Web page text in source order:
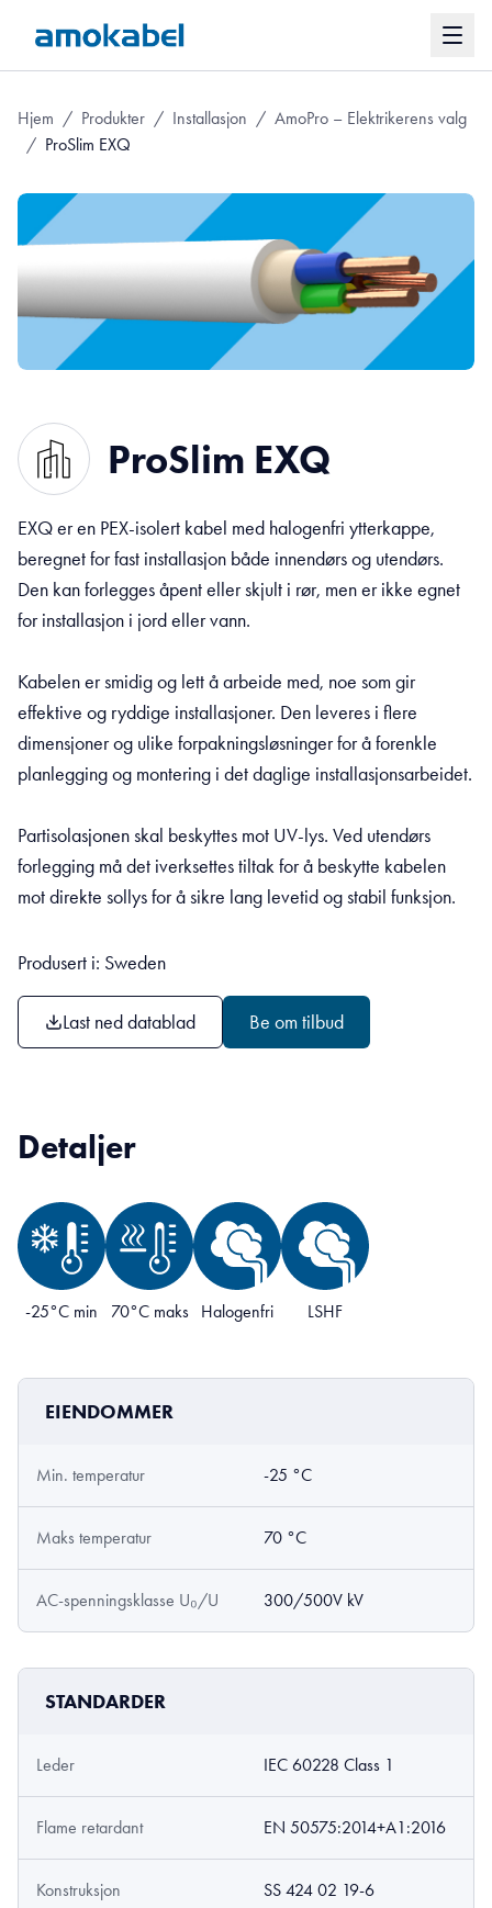
Hjem / Produkter / Installasjon / AmoPro – Elektrikerens valg
/ ProSlim EXQ
ProSlim EXQ
EXQ er en PEX-isolert kabel med halogenfri ytterkappe,
beregnet for fast installasjon både innendørs og utendørs.
Den kan forlegges åpent eller skjult i rør, men er ikke egnet
for installasjon i jord eller vann.
Kabelen er smidig og lett å arbeide med, noe som gir
effektive og ryddige installasjoner. Den leveres i flere
dimensjoner og ulike forpakningsløsninger for å forenkle
planlegging og montering i det daglige installasjonsarbeidet.
Partisolasjonen skal beskyttes mot UV-lys. Ved utendørs
forlegging må det iverksettes tiltak for å beskytte kabelen
mot direkte sollys for å sikre lang levetid og stabil funksjon.
Produsert i: Sweden
Last ned datablad Be om tilbud
Detaljer
-25°C min 70°C maks Halogenfri LSHF
EIENDOMMER
Min. temperatur -25 °C
Maks temperatur 70 °C
AC-spenningsklasse U₀/U 300/500V kV
STANDARDER
Leder IEC 60228 Class 1
Flame retardant EN 50575:2014+A1:2016
Konstruksjon SS 424 02 19-6